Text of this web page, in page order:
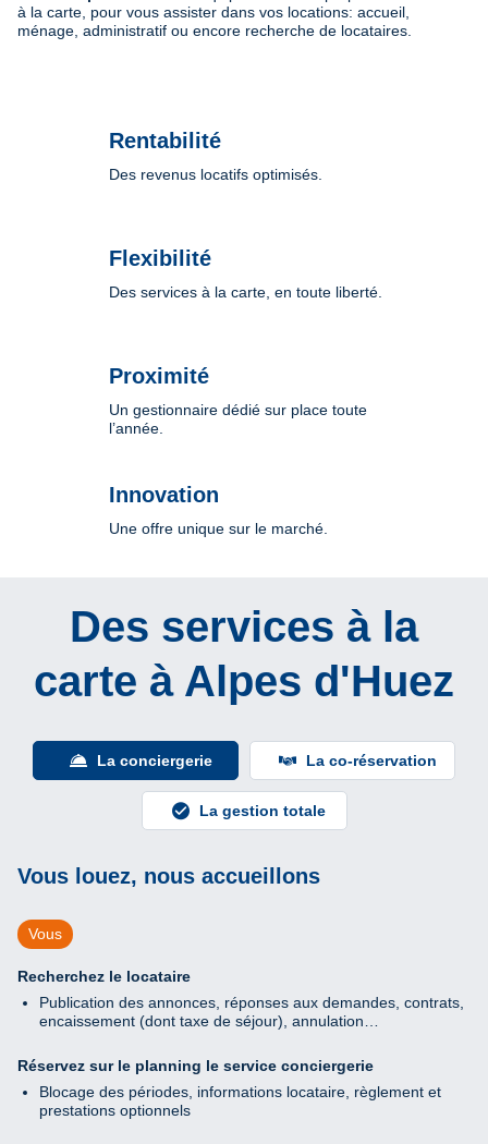
à la carte, pour vous assister dans vos locations: accueil,
ménage, administratif ou encore recherche de locataires.
Rentabilité
Des revenus locatifs optimisés.
Flexibilité
Des services à la carte, en toute liberté.
Proximité
Un gestionnaire dédié sur place toute
l’année.
Innovation
Une offre unique sur le marché.
Des services à la
carte à Alpes d'Huez
La conciergerie La co-réservation
La gestion totale
Vous louez, nous accueillons
Vous
Recherchez le locataire
Publication des annonces, réponses aux demandes, contrats,
encaissement (dont taxe de séjour), annulation…
Réservez sur le planning le service conciergerie
Blocage des périodes, informations locataire, règlement et
prestations optionnels